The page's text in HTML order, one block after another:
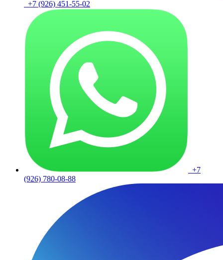
+7 (926) 451-55-02
+7
(926) 780-08-88